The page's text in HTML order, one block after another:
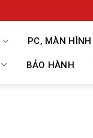
PC, MÀN HÌNH
BẢO HÀNH